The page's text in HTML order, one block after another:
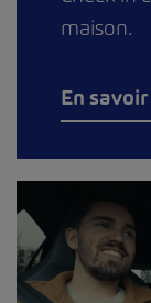
maison.
En